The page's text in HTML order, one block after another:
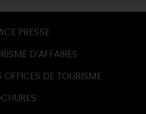
PRESSE
D’AFFAIRES
OFFICES DE TOURISME